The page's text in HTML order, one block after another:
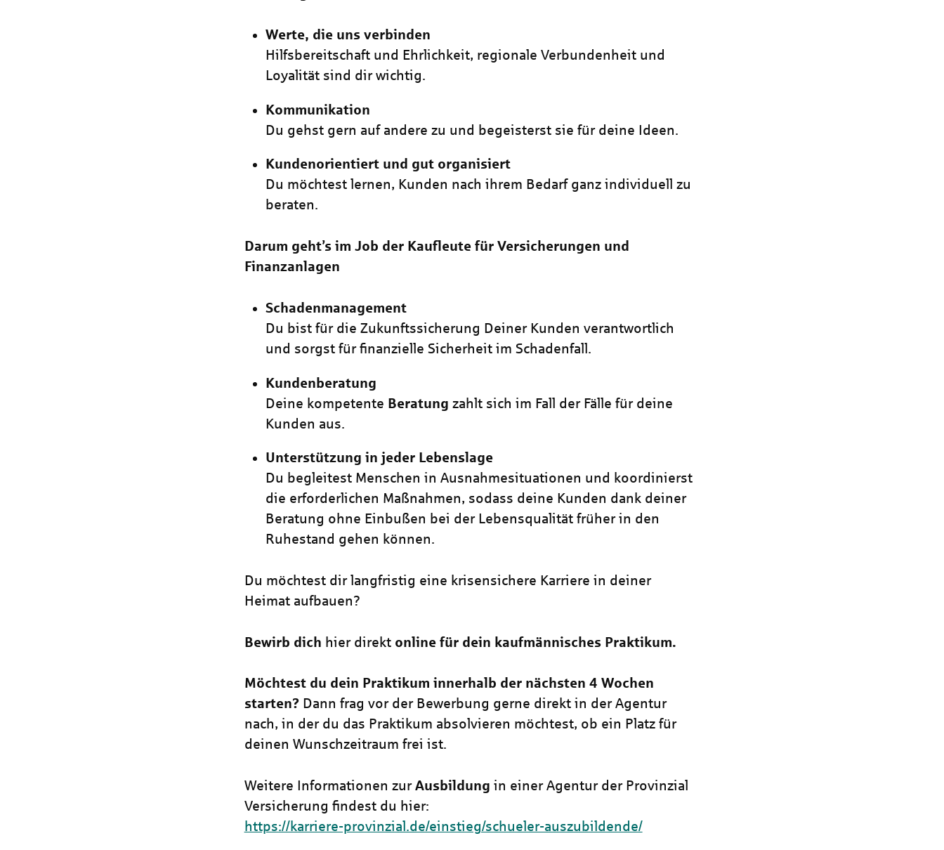
Werte, die uns verbinden
Hilfsbereitschaft und Ehrlichkeit, regionale Verbundenheit und
Loyalität sind dir wichtig.
Kommunikation
Du gehst gern auf andere zu und begeisterst sie für deine Ideen.
Kundenorientiert und gut organisiert
Du möchtest lernen, Kunden nach ihrem Bedarf ganz individuell zu
beraten.
Darum geht’s im Job der Kaufleute für Versicherungen und
Finanzanlagen
Schadenmanagement
Du bist für die Zukunftssicherung Deiner Kunden verantwortlich
und sorgst für finanzielle Sicherheit im Schadenfall.
Kundenberatung
Deine kompetente Beratungzahlt sich im Fall der Fälle für deine
Kunden aus.
Unterstützung in jeder Lebenslage
Du begleitest Menschen in Ausnahmesituationen und koordinierst
die erforderlichen Maßnahmen, sodass deine Kunden dank deiner
Beratung ohne Einbußen bei der Lebensqualität früher in den
Ruhestand gehen können.
Du möchtest dir langfristig eine krisensichere Karriere in deiner
Heimat aufbauen?
Bewirb dich hier direkt online für dein kaufmännisches Praktikum.
Möchtest du dein Praktikum innerhalb der nächsten 4 Wochen
starten? Dann frag vor der Bewerbung gerne direkt in der Agentur
nach, in der du das Praktikum absolvieren möchtest, ob ein Platz für
deinen Wunschzeitraum frei ist.
Weitere Informationen zurAusbildung in einer Agentur der Provinzial
Versicherung findest du hier:
https://karriere-provinzial.de/einstieg/schueler-auszubildende/